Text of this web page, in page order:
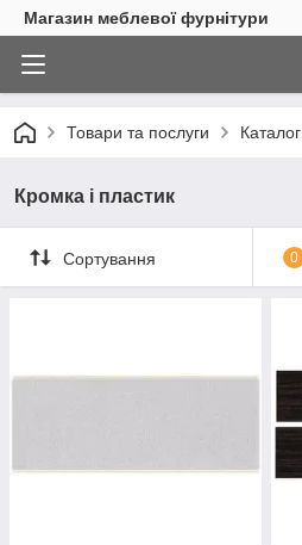
Магазин меблевої фурнітури
Товари та послуги Каталог
Кромка і пластик
Сортування 0